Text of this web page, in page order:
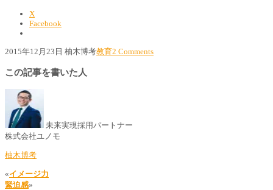
X
Facebook
2015年12月23日 柚木博考教育2 Comments
この記事を書いた人
未来実現採用パートナー
株式会社ユノモ
柚木博考
«イメージ力
緊迫感»